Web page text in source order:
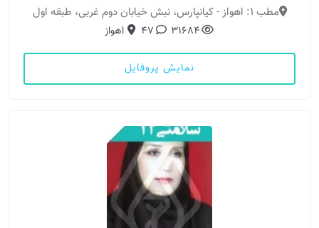
مطب 1: اهواز - کیانپارس، نبش خیابان دوم غربی، طبقه اول
31684
47 اهواز
نمایش پروفایل